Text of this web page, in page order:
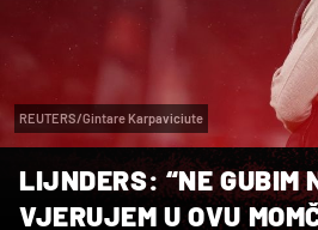
REUTERS/Gintare Karpaviciute
LIJNDERS: “NE GUBIM
VJERUJEM U OVU